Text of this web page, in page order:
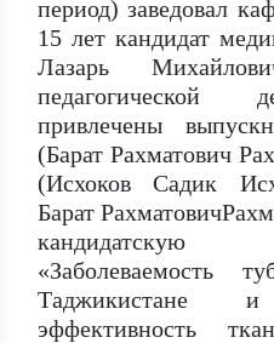
период) заведовал
15 лет кандидат
Лазарь
педагогической
привлечены
(Барат Рахматович
(Исхоков Садик
Барат
«Заболеваемость
Таджикистане и
эффективность